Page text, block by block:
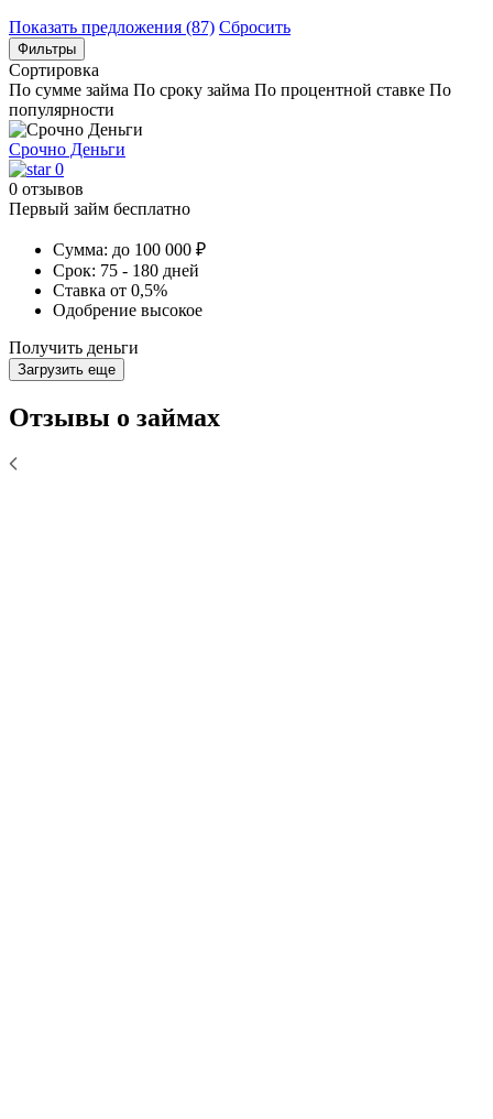
Показать предложения (87) Сбросить
Фильтры
Сортировка
По сумме займа По сроку займа По процентной ставке По
популярности
Срочно Деньги
0
0 отзывов
Первый займ бесплатно
Сумма: до 100 000 ₽
Срок: 75 - 180 дней
Ставка от 0,5%
Одобрение высокое
Получить деньги
Загрузить еще
Отзывы о займах